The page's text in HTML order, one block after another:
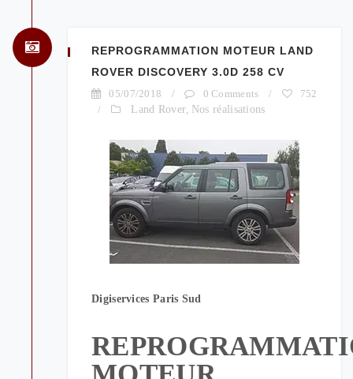
REPROGRAMMATION MOTEUR LAND
ROVER DISCOVERY 3.0D 258 CV
05/07/2018 / 0 Comments /
752
/
Land Rover Nos réalisations
Digiservices Paris Sud